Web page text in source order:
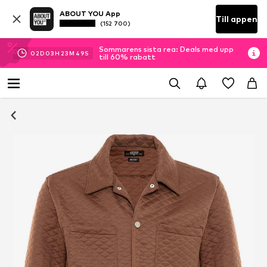
ABOUT YOU App
(152 700) Till appen
02D 03H 23M 49S
Sommarens sista rea: Deals med upp
till 60% rabatt